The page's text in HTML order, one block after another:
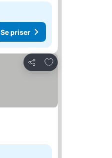
Se priser
Del
Føj til favoritter